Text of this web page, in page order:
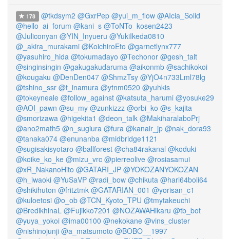
178 @tkdsym2 @GxrPep @yui_m_flow @AIcia_Solid
@hello_ai_forum @kani_s @ToNTo_kosen2423
@Juliconyan @YIN_Inyueru @YukiIkeda0810
@_akira_murakami @KoichiroEto @garnetlynx777
@yasuhiro_hida @tokumadayo @Techonor @gesh_talt
@singinsingin @gakugakudaruma @aikonmb @sachikokoi
@kougaku @DenDen047 @ShmzTsy @YjO4n733Lml78lg
@tshino_ssr @t_inamura @ytnm0520 @yuhkis
@tokeyneale @follow_against @katsuta_harumi @yosuke29
@AOI_pawn @su_my @zunkizzz @orbi_ko @s_kajita
@smorizawa @higekita1 @deon_talk @MakiharalaboPrj
@ano2math5 @n_sugiura @fura @kanair_jp @nak_dora93
@tanaka074 @enunanba @midbridge1121
@sugisakisyotaro @ballforest @cha84rakanal @koduki
@koike_ko_ke @mizu_vrc @pierreolive @rosiasamui
@xR_NakanoHito @GATARI_JP @YOKOZANYOKOZAN
@h_iwaoki @YuSaVP @radi_bow @chikuta @hari64boli64
@shikihuton @fritztmk @GATARIAN_001 @yorisan_c1
@kuloetosi @o_ob @TCN_Kyoto_TPU @tmytakeuchi
@BredikhinaL @Fujikko7201 @NOZAWAHikaru @tb_bot
@yuya_yokoi @ima00100 @nekokane @vins_cluster
@nishinojunji @a_matsumoto @BOBO__1997